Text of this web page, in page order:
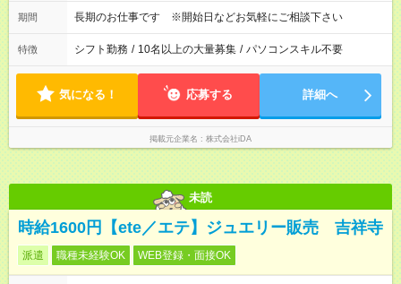
期間 長期のお仕事です ※開始日などお気軽にご相談下さい
特徴 シフト勤務 / 10名以上の大量募集 / パソコンスキル不要
気になる！ 応募する 詳細へ
掲載元企業名 株式会社iDA
未読
時給1600円【ete／エテ】ジュエリー販売 吉祥寺
派遣 職種未経験OK WEB登録・面接OK